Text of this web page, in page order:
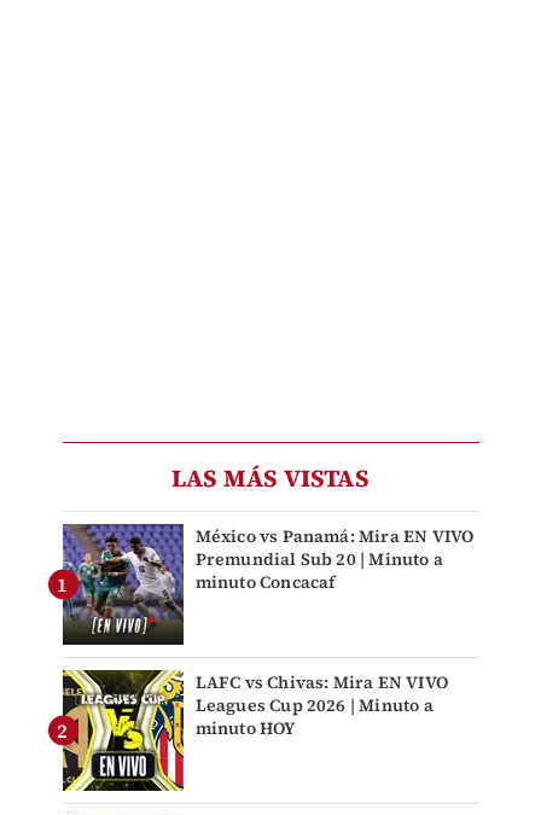
LAS MÁS VISTAS
México vs Panamá: Mira EN VIVO
Premundial Sub 20 | Minuto a
minuto Concacaf
LAFC vs Chivas: Mira EN VIVO
Leagues Cup 2026 | Minuto a
minuto HOY